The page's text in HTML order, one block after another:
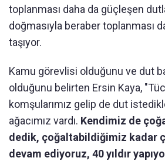
toplanması daha da güçleşen
doğmasıyla beraber toplanması
taşıyor.
Kamu görevlisi olduğunu ve dut
olduğunu belirten Ersin Kaya,
komşularımız gelip de dut
ağacımız vardı. Kendimiz de
dedik, çoğaltabildiğimiz kadar
devam ediyoruz, 40 yıldır